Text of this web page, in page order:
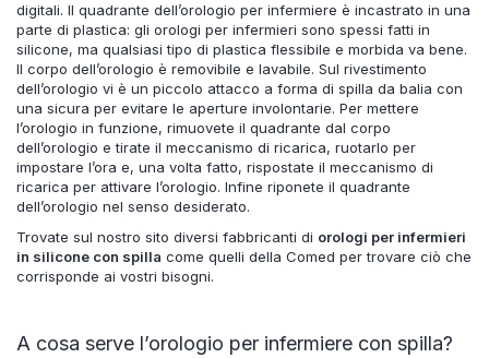
digitali. Il quadrante dell’orologio per infermiere è incastrato in una
parte di plastica: gli orologi per infermieri sono spessi fatti in
silicone, ma qualsiasi tipo di plastica flessibile e morbida va bene.
Il corpo dell’orologio è removibile e lavabile. Sul rivestimento
dell’orologio vi è un piccolo attacco a forma di spilla da balia con
una sicura per evitare le aperture involontarie. Per mettere
l’orologio in funzione, rimuovete il quadrante dal corpo
dell’orologio e tirate il meccanismo di ricarica, ruotarlo per
impostare l’ora e, una volta fatto, rispostate il meccanismo di
ricarica per attivare l’orologio. Infine riponete il quadrante
dell’orologio nel senso desiderato.
Trovate sul nostro sito diversi fabbricanti di orologi per infermieri
in silicone con spilla come quelli della Comed per trovare ciò che
corrisponde ai vostri bisogni.
A cosa serve l’orologio per infermiere con spilla?